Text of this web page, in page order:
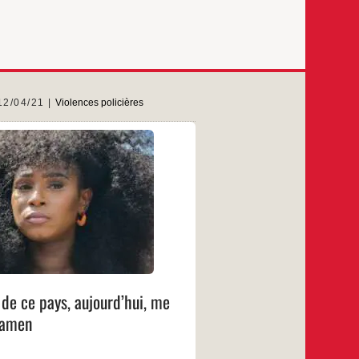
04/21 Violences policières
ce pays, aujourd’hui, me
Traoré Lundi 12 avril 2021 à 10h00,
de Paris, Parvis du Tribunal
Paris. Voilà où nous en sommes…
ans que mon frère Adama est mort
de la gendarmerie de persan. Mort,
des gendarmes. Ces hommes
…
La
justice
de
ce
pays,
me
met